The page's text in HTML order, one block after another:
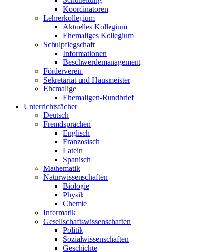
Koordinatoren
Lehrerkollegium
Aktuelles Kollegium
Ehemaliges Kollegium
Schulpflegschaft
Informationen
Beschwerdemanagement
Förderverein
Sekretariat und Hausmeister
Ehemalige
Ehemaligen-Rundbrief
Unterrichtsfächer
Deutsch
Fremdsprachen
Englisch
Französisch
Latein
Spanisch
Mathematik
Naturwissenschaften
Biologie
Physik
Chemie
Informatik
Gesellschaftswissenschaften
Politik
Sozialwissenschaften
Geschichte